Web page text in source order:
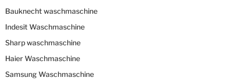
Bauknecht waschmaschine
Indesit Waschmaschine
Sharp waschmaschine
Haier Waschmaschine
Samsung Waschmaschine